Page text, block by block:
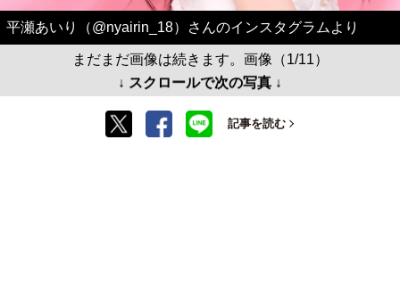
平瀬あいり（@nyairin_18）さんのインスタグラムより
まだまだ画像は続きます。画像（1/11）
↓ スクロールで次の写真 ↓
記事を読む